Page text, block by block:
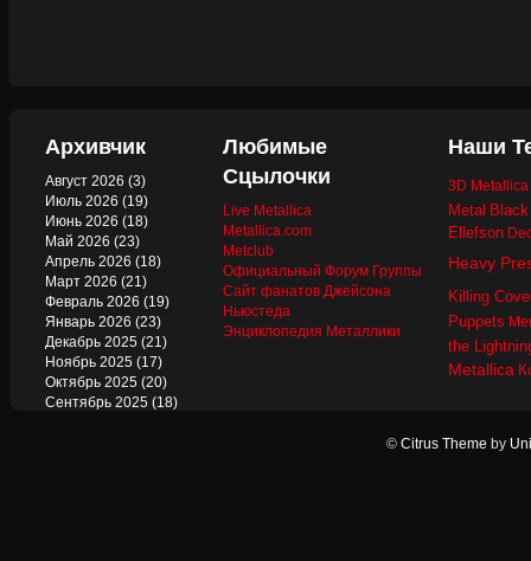
Архивчик
Август 2026 (3)
Июль 2026 (19)
Июнь 2026 (18)
Май 2026 (23)
Апрель 2026 (18)
Март 2026 (21)
Февраль 2026 (19)
Январь 2026 (23)
Декабрь 2025 (21)
Ноябрь 2025 (17)
Октябрь 2025 (20)
Сентябрь 2025 (18)
Любимые
Сцылочки
Live Metallica
Metallica.com
Metclub
Официальный Форум Группы
Сайт фанатов Джейсона
Ньюстеда
Энциклопедия Металлики
Наши
3D
Metal
Ellefson
Heavy
Killing
Puppets
the
Metallica
© Citrus Theme by